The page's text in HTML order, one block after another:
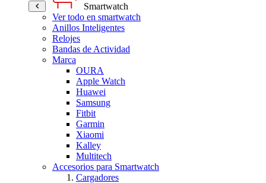
Smartwatch
Ver todo en smartwatch
Anillos Inteligentes
Relojes
Bandas de Actividad
Marca
OURA
Apple Watch
Huawei
Samsung
Fitbit
Garmin
Xiaomi
Kalley
Multitech
Accesorios para Smartwatch
Cargadores